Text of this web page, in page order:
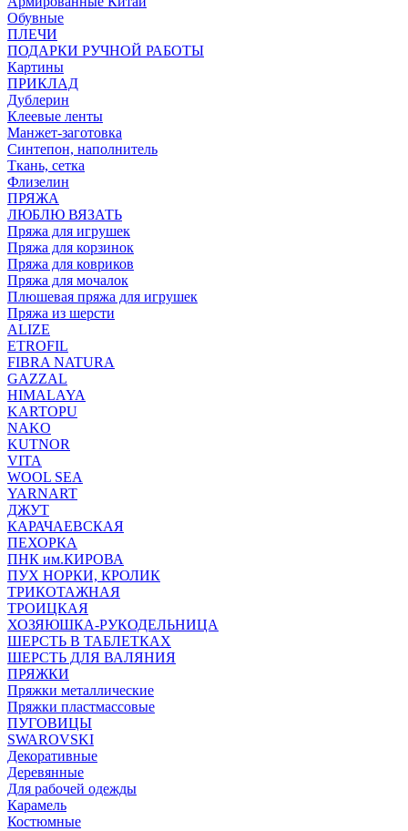
Обувные
ПЛЕЧИ
ПОДАРКИ РУЧНОЙ РАБОТЫ
Картины
ПРИКЛАД
Дублерин
Клеевые ленты
Манжет-заготовка
Синтепон, наполнитель
Ткань, сетка
Флизелин
ПРЯЖА
ЛЮБЛЮ ВЯЗАТЬ
Пряжа для игрушек
Пряжа для корзинок
Пряжа для ковриков
Пряжа для мочалок
Плюшевая пряжа для игрушек
Пряжа из шерсти
ALIZE
ETROFIL
FIBRA NATURA
GAZZAL
HIMALAYA
KARTOPU
NAKO
KUTNOR
VITA
WOOL SEA
YARNART
ДЖУТ
КАРАЧАЕВСКАЯ
ПЕХОРКА
ПНК им.КИРОВА
ПУХ НОРКИ, КРОЛИК
ТРИКОТАЖНАЯ
ТРОИЦКАЯ
ХОЗЯЮШКА-РУКОДЕЛЬНИЦА
ШЕРСТЬ В ТАБЛЕТКАХ
ШЕРСТЬ ДЛЯ ВАЛЯНИЯ
ПРЯЖКИ
Пряжки металлические
Пряжки пластмассовые
ПУГОВИЦЫ
SWAROVSKI
Декоративные
Деревянные
Для рабочей одежды
Карамель
Костюмные